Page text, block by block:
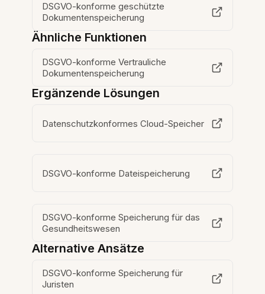
DSGVO-konforme geschützte
Dokumentenspeicherung
Ähnliche Funktionen
DSGVO-konforme Vertrauliche
Dokumentenspeicherung
Ergänzende Lösungen
Datenschutzkonformes Cloud-Speicher
DSGVO-konforme Dateispeicherung
DSGVO-konforme Speicherung für das
Gesundheitswesen
Alternative Ansätze
DSGVO-konforme Speicherung für
Juristen